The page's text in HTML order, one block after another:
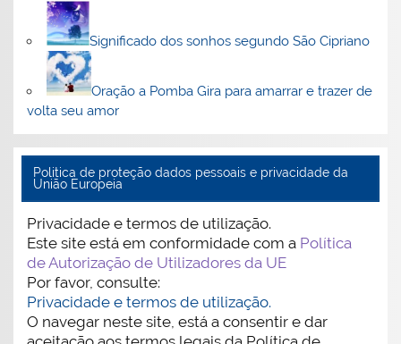
Significado dos sonhos segundo São Cipriano
Oração a Pomba Gira para amarrar e trazer de
volta seu amor
Politica de proteção dados pessoais e privacidade da
União Europeia
Privacidade e termos de utilização.
Este site está em conformidade com a Política
de Autorização de Utilizadores da UE
Por favor, consulte:
Privacidade e termos de utilização.
O navegar neste site, está a consentir e dar